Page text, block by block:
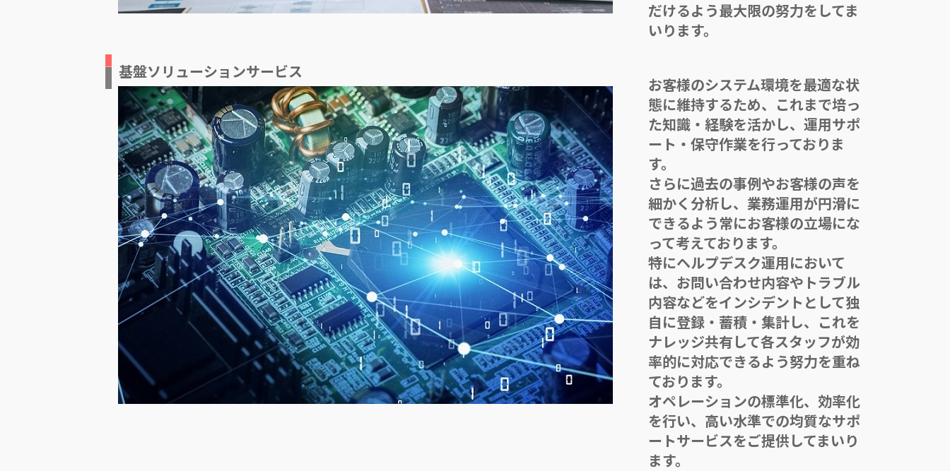
だけるよう最大限の努力をしてま
いります。
基盤ソリューションサービス
お客様のシステム環境を最適な状
態に維持するため、これまで培っ
た知識・経験を活かし、運用サポ
ート・保守作業を行っておりま
す。
さらに過去の事例やお客様の声を
細かく分析し、業務運用が円滑に
できるよう常にお客様の立場にな
って考えております。
特にヘルプデスク運用において
は、お問い合わせ内容やトラブル
内容などをインシデントとして独
自に登録・蓄積・集計し、これを
ナレッジ共有して各スタッフが効
率的に対応できるよう努力を重ね
ております。
オペレーションの標準化、効率化
を行い、高い水準での均質なサポ
ートサービスをご提供してまいり
ます。